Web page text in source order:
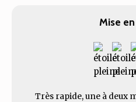
Mise
Très rapide, une à deux